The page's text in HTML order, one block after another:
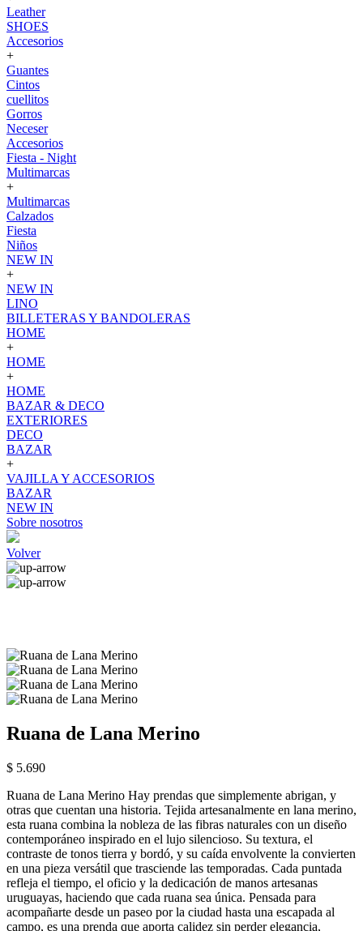
Leather
SHOES
Accesorios
+
Guantes
Cintos
cuellitos
Gorros
Neceser
Accesorios
Fiesta - Night
Multimarcas
+
Multimarcas
Calzados
Fiesta
Niños
NEW IN
+
NEW IN
LINO
BILLETERAS Y BANDOLERAS
HOME
+
HOME
+
HOME
BAZAR & DECO
EXTERIORES
DECO
BAZAR
+
VAJILLA Y ACCESORIOS
BAZAR
NEW IN
Sobre nosotros
Volver
Ruana de Lana Merino
$ 5.690
Ruana de Lana Merino Hay prendas que simplemente abrigan, y
otras que cuentan una historia. Tejida artesanalmente en lana merino,
esta ruana combina la nobleza de las fibras naturales con un diseño
contemporáneo inspirado en el lujo silencioso. Su textura, el
contraste de tonos tierra y bordó, y su caída envolvente la convierten
en una pieza versátil que trasciende las temporadas. Cada puntada
refleja el tiempo, el oficio y la dedicación de manos artesanas
uruguayas, haciendo que cada ruana sea única. Pensada para
acompañarte desde un paseo por la ciudad hasta una escapada al
campo, es una prenda que aporta calidez sin perder elegancia,